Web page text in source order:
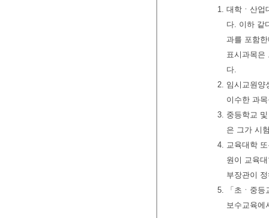
1. 대학ㆍ산업
다. 이하 같
과를 포함
표시과목은
다.
2. 임시교원양
이수한 과
3. 중등학교
은 그가 시
4. 교육대학
원이 교육
부장관이
5. 「초ㆍ중등
보수교육에